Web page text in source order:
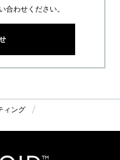
合わせください。
ィング